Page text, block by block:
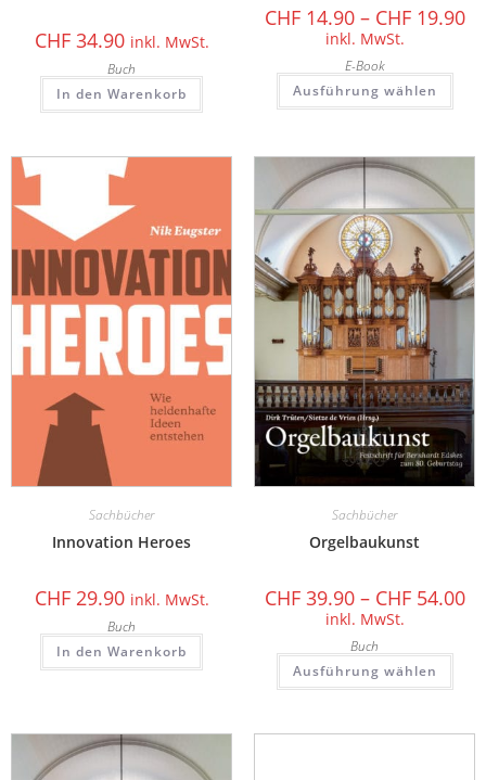
CHF34.90 inkl. MwSt.
Buch
In den Warenkorb
CHF14.90 – CHF19.90
inkl. MwSt.
E-Book
Ausführung wählen
Sachbücher
Innovation Heroes
CHF29.90 inkl. MwSt.
Buch
In den Warenkorb
Sachbücher
Orgelbaukunst
CHF39.90 – CHF54.00
inkl. MwSt.
Buch
Ausführung wählen